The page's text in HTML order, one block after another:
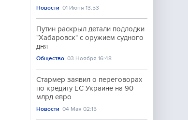
Новости 01 Июня 13:53
Путин раскрыл детали подлодки
"Хабаровск" с оружием судного
дня
Общество 03 Ноября 16:48
Стармер заявил о переговорах
по кредиту ЕС Украине на 90
млрд евро
Новости 04 Мая 02:15